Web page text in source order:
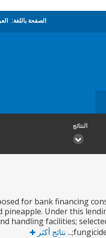
الصفحة باللغة:
النتائج
for bank financing
pineapple. Under this
handling facilities;
نتائج أكثر